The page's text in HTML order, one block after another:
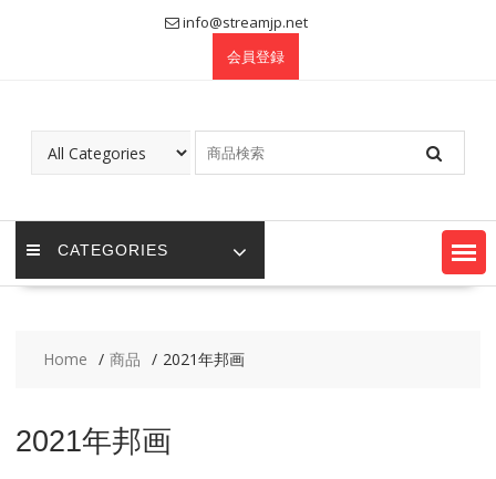
info@streamjp.net
会員登録
CATEGORIES
Home 商品 2021年邦画
2021年邦画